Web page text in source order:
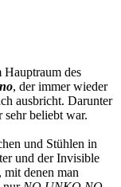
Hauptraum des
, der immer wieder
ausbricht. Darunter
beliebt war.
und Stühlen in
und der Invisible
denen man